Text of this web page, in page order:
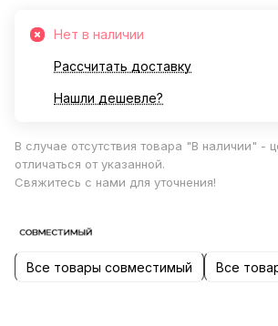
Нет в наличии
Рассчитать доставку
Нашли дешевле?
В случае отсутствия товара "В наличии" -
отличаться от указанной.
Свяжитесь с нами для уточнения!
Все товары совместимый Все